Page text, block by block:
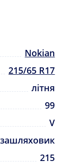
Nokian
215/65 R17
літня
99
V
215